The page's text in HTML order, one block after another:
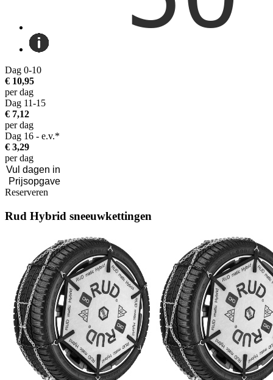
Dag 0-10
€ 10,95
per dag
Dag 11-15
€ 7,12
per dag
Dag 16 - e.v.*
€ 3,29
per dag
Reserveren
Rud Hybrid sneeuwkettingen